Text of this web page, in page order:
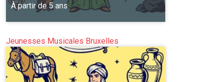
À partir de 5 ans
PLUS D'INFO
Jeunesses Musicales Bruxelles